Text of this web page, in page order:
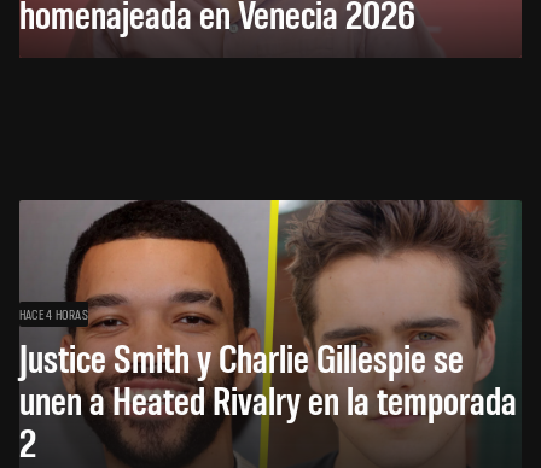
homenajeada en Venecia 2026
HACE 4 HORAS
Justice Smith y Charlie Gillespie se
unen a Heated Rivalry en la temporada
2